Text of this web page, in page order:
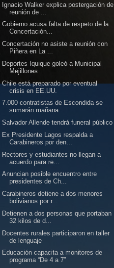
Ignacio Walker explica postergación de
reunión de ...
Gobierno acusa falta de respeto de la
Concertación...
Concertación no asiste a reunión con
Piñera en La ...
Deportes Iquique goleó a Municipal
Mejillones
Chile está preparado por eventual
crisis en EE.UU.
7.000 contratistas de Escondida se
sumarán mañana ...
Salvador Allende tendrá funeral público
Ex Presidente Lagos respalda a
Carabineros por den...
Rectores y estudiantes no llegan a
acuerdo para re...
Anuncian posible encuentro entre
presidentes de Ch...
Carabineros detiene a dos menores
bolivianos por r...
Detienen a dos personas que portaban
32 kilos de d...
Docentes rurales participaron en taller
de lenguaje
Educación capacita a monitores de
programa “De 4 a 7”